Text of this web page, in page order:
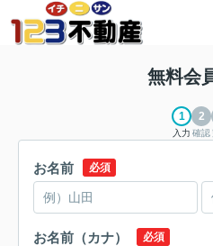
無料会
入力 確認
お名前 必須
お名前（カナ） 必須